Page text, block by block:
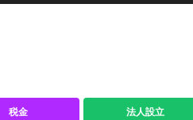
税金 法人設立